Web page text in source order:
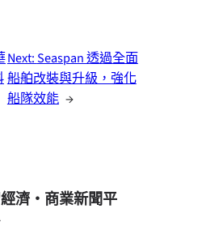
Next:Seaspan 透過全面
船舶改裝與升級，強化
船隊效能 →
濟・商業新聞平